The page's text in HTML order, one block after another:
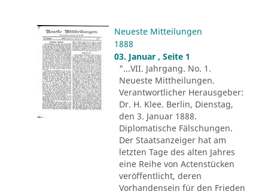
Neueste Mitteilungen
1888
03. Januar , Seite 1
"...VII. Jahrgang. No. 1.
Neueste Mittheilungen.
Verantwortlicher Herausgeber:
Dr. H. Klee. Berlin, Dienstag,
den 3. Januar 1888.
Diplomatische Fälschungen.
Der Staatsanzeiger hat am
letzten Tage des alten Jahres
eine Reihe von Actenstücken
veröffentlicht, deren
Vorhandensein für den Frieden